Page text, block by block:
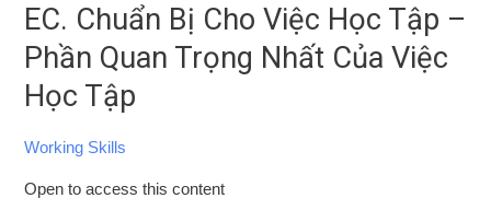
EC. Chuẩn Bị Cho Việc Học Tập –
Phần Quan Trọng Nhất Của Việc
Học Tập
Working Skills
Open to access this content
EC.
Chuẩn
Bị
Cho
Tập